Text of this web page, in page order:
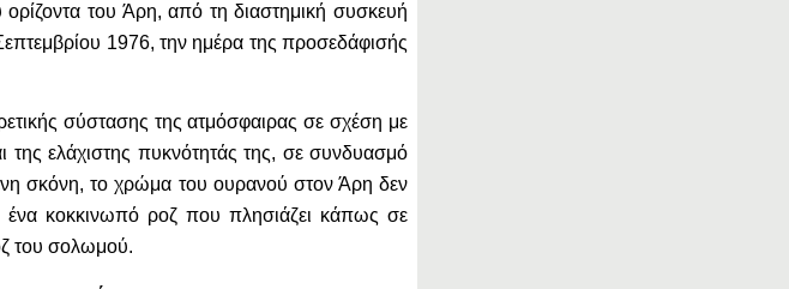
του Άρη, από τη διαστημική συσκευή
1976, την ημέρα της προσεδάφισής
σύστασης της ατμόσφαιρας σε σχέση με
της ελάχιστης πυκνότητάς της, σε συνδυασμό
σκόνη, το χρώμα του ουρανού στον Άρη δεν
ένα κοκκινωπό ροζ που πλησιάζει κάπως σε
του σολωμού.